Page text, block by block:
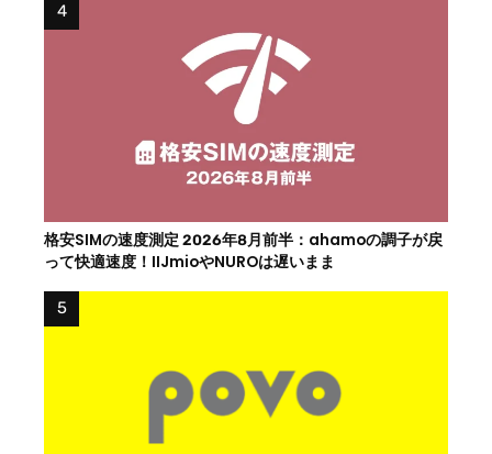
格安SIMの速度測定 2026年8月前半：ahamoの調子が戻
って快適速度！IIJmioやNUROは遅いまま